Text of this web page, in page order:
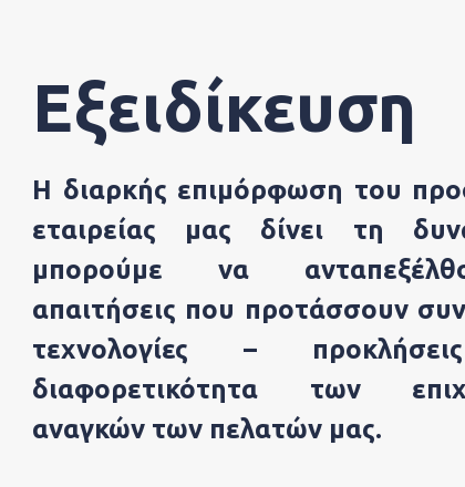
Εξειδίκευση
Η διαρκής επιμόρφωση του
εταιρείας μας δίνει τη
μπορούμε να
απαιτήσεις που προτάσσουν
τεχνολογίες –
διαφορετικότητα των
αναγκών των πελατών μας.